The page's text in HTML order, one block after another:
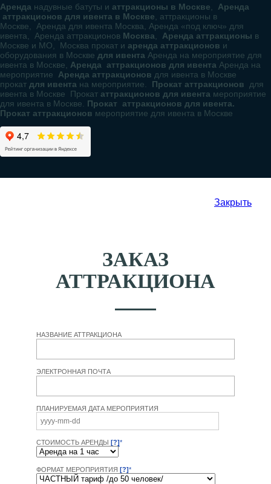
Аренда надувные батуты и аттракционы в Москве
Аренда
аттракционов для ивента в Москве , аттракционы в
Москве, Аренда для ивента Москва, Аренда «под ключ» для
ивента, Аренда аттракционов Москва Аренда аттракционы в
Москве и МО, Москва прокат и аренда аттракционов и
оборудования в Москве для ивента Аренда на мероприятие для
ивента в Москве, Аренда аттракционов для ивента Аренда на
мероприятие Аренда аттракционов для ивента в Москве
прокат для ивента на мероприятие. Прокат аттракционов для
ивента в Москве Прокат аттракционов для ивента мероприятие
для ивента в Москве. Прокат аттракционов для ивента.
Прокат аттракционов мероприятие для ивента в Москве
Закрыть
ЗАКАЗ
АТТРАКЦИОНА
НАЗВАНИЕ АТТРАКЦИОНА
ЭЛЕКТРОННАЯ ПОЧТА
ПЛАНИРУЕМАЯ ДАТА МЕРОПРИЯТИЯ
СТОИМОСТЬ АРЕНДЫ [?]*
ФОРМАТ МЕРОПРИЯТИЯ [?]*